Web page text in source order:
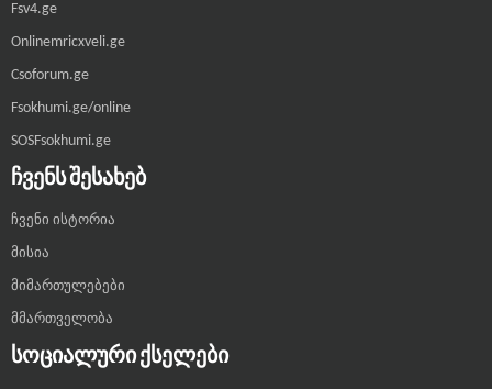
Fsv4.ge
Onlinemricxveli.ge
Csoforum.ge
Fsokhumi.ge/online
SOSFsokhumi.ge
ᲩᲕᲔᲜᲡ ᲨᲔᲡᲐᲮᲔᲑ
ჩვენი ისტორია
მისია
მიმართულებები
მმართველობა
ᲡᲝᲪᲘᲐᲚᲣᲠᲘ ᲥᲡᲔᲚᲔᲑᲘ